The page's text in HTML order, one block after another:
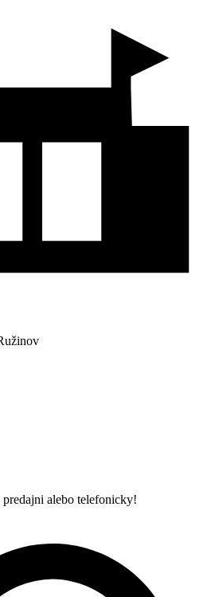
alebo telefonicky!